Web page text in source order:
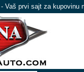
Vaš prvi sajt za kupovinu